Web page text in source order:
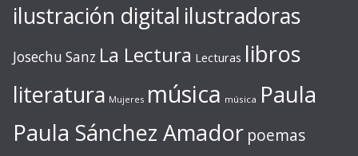
ilustración digital ilustradoras
Josechu Sanz La Lectura Lecturas libros
literatura Mujeres música música Paula
Paula Sánchez Amador poemas